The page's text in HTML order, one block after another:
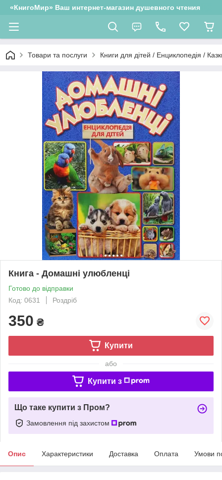
«КнигоМир» Ваш интернет-магазин душевного чтения
Товари та послуги Книги для дітей / Енциклопедія /
Книга - Домашні улюбленці
Готово до відправки
Код: 0631
Роздріб
350 ₴
Купити
або
Купити з
Що таке купити з Пром?
Замовлення під захистом
Опис Характеристики Доставка Оплата Умови